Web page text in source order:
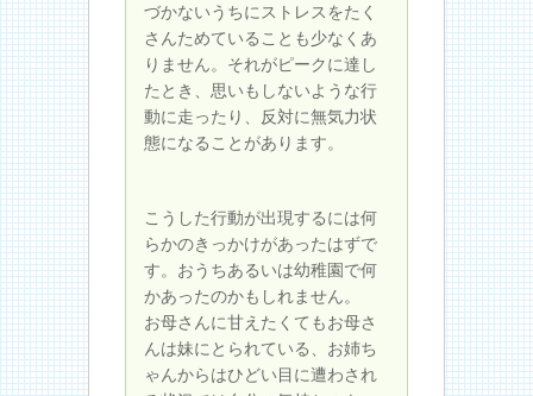
づかないうちにストレスをたく
さんためていることも少なくあ
りません。それがピークに達し
たとき、思いもしないような行
動に走ったり、反対に無気力状
態になることがあります。
こうした行動が出現するには何
らかのきっかけがあったはずで
す。おうちあるいは幼稚園で何
かあったのかもしれません。
お母さんに甘えたくてもお母さ
んは妹にとられている、お姉ち
ゃんからはひどい目に遭わされ